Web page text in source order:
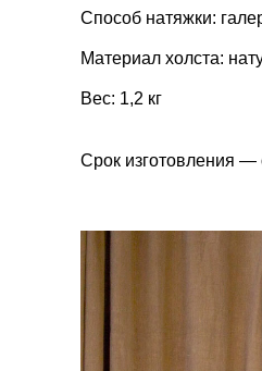
Способ натяжки:
Материал холста:
Вес: 1,2 кг
Срок изготовления —